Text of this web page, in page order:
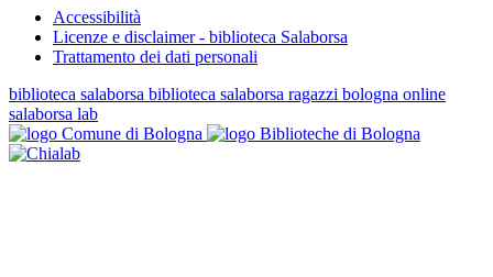
Accessibilità
Licenze e disclaimer - biblioteca Salaborsa
Trattamento dei dati personali
biblioteca salaborsa biblioteca salaborsa ragazzi bologna online
salaborsa lab